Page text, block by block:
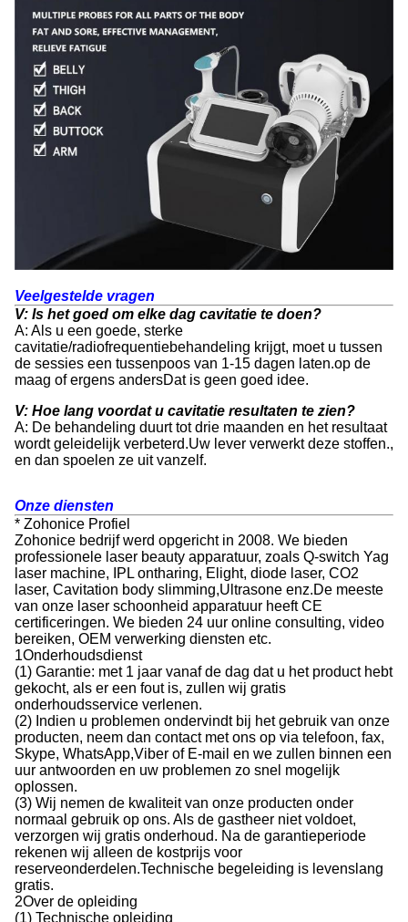
Veelgestelde vragen
V: Is het goed om elke dag cavitatie te doen?
A: Als u een goede, sterke
cavitatie/radiofrequentiebehandeling krijgt, moet u tussen
de sessies een tussenpoos van 1-15 dagen laten.op de
maag of ergens andersDat is geen goed idee.
V: Hoe lang voordat u cavitatie resultaten te zien?
A: De behandeling duurt tot drie maanden en het resultaat
wordt geleidelijk verbeterd.Uw lever verwerkt deze stoffen.,
en dan spoelen ze uit vanzelf.
Onze diensten
* Zohonice Profiel
Zohonice bedrijf werd opgericht in 2008. We bieden
professionele laser beauty apparatuur, zoals Q-switch Yag
laser machine, IPL ontharing, Elight, diode laser, CO2
laser, Cavitation body slimming,Ultrasone enz.De meeste
van onze laser schoonheid apparatuur heeft CE
certificeringen. We bieden 24 uur online consulting, video
bereiken, OEM verwerking diensten etc.
1Onderhoudsdienst
(1) Garantie: met 1 jaar vanaf de dag dat u het product hebt
gekocht, als er een fout is, zullen wij gratis
onderhoudsservice verlenen.
(2) Indien u problemen ondervindt bij het gebruik van onze
producten, neem dan contact met ons op via telefoon, fax,
Skype, WhatsApp,Viber of E-mail en we zullen binnen een
uur antwoorden en uw problemen zo snel mogelijk
oplossen.
(3) Wij nemen de kwaliteit van onze producten onder
normaal gebruik op ons. Als de gastheer niet voldoet,
verzorgen wij gratis onderhoud. Na de garantieperiode
rekenen wij alleen de kostprijs voor
reserveonderdelen.Technische begeleiding is levenslang
gratis.
2Over de opleiding
(1) Technische opleiding